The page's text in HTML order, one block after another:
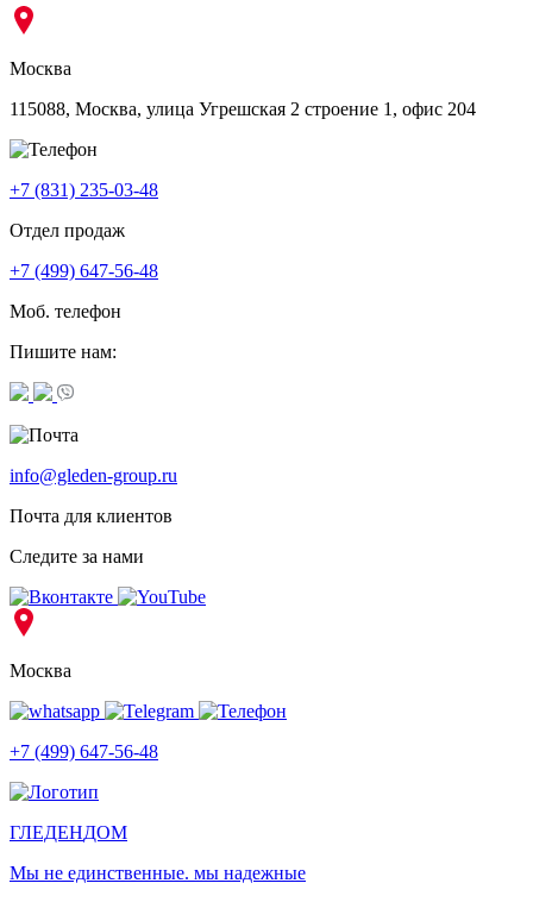
Москва
115088, Москва, улица Угрешская 2 строение 1, офис 204
+7 (831) 235-03-48
Отдел продаж
+7 (499) 647-56-48
Моб. телефон
Пишите нам:
info@gleden-group.ru
Почта для клиентов
Следите за нами
Москва
+7 (499) 647-56-48
ГЛЕДЕНДОМ
Мы не единственные. мы надежные